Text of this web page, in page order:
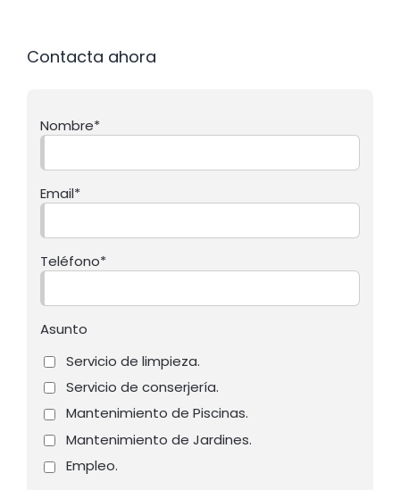
Contacta ahora
Nombre*
Email*
Teléfono*
Asunto
Servicio de limpieza.
Servicio de conserjería.
Mantenimiento de Piscinas.
Mantenimiento de Jardines.
Empleo.